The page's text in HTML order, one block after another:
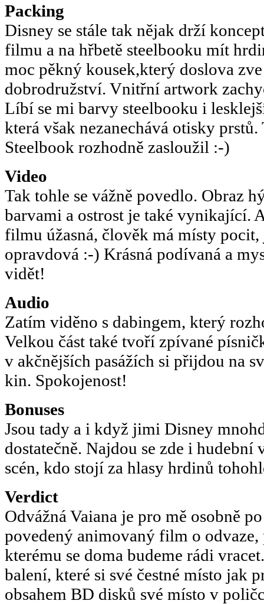
Packing
Disney se stále tak nějak drží
filmu a na hřbetě steelbooku mít
moc pěkný kousek,který doslova zve
dobrodružství. Vnitřní artwork
Líbí se mi barvy steelbooku i
která však nezanechává otisky
Steelbook rozhodně zasloužil :-)
Video
Tak tohle se vážně povedlo. Obraz
barvami a ostrost je také vynikající.
filmu úžasná, člověk má místy
opravdová :-) Krásná podívaná a
vidět!
Audio
Zatím viděno s dabingem, který
Velkou část také tvoří zpívané
v akčnějších pasážích si přijdou na
kin. Spokojenost!
Bonuses
Jsou tady a i když jimi Disney
dostatečně. Najdou se zde i hudební
scén, kdo stojí za hlasy hrdinů
Verdict
Odvážná Vaiana je pro mě osobně
povedený animovaný film o
kterému se doma budeme rádi
balení, které si své čestné místo jak
obsahem BD disků své místo v